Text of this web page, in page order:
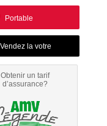
Portable
Obtenir un tarif
d’assurance?